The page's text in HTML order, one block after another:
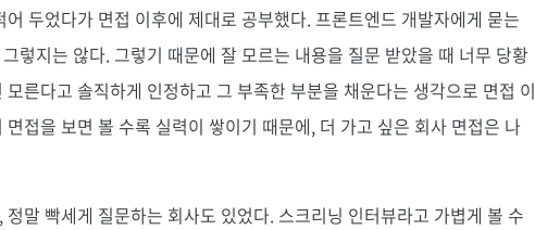
두었다가 면접 이후에 제대로 공부했다. 프론트엔드 개발자에게 묻는
렇지는 않다. 그렇기 때문에 잘 모르는 내용을 질문 받았을 때 너무 당황
른다고 솔직하게 인정하고 그 부족한 부분을 채운다는 생각으로 면접 이
접을 보면 볼 수록 실력이 쌓이기 때문에, 더 가고 싶은 회사 면접은 나
말 빡세게 질문하는 회사도 있었다. 스크리닝 인터뷰라고 가볍게 볼 수